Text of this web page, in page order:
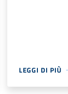
LEGGI DI PIÙ